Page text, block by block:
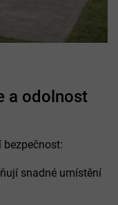
a odolnost
bezpečnost:
snadné umístění